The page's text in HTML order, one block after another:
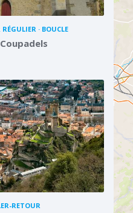
BOUCLE
RETOUR